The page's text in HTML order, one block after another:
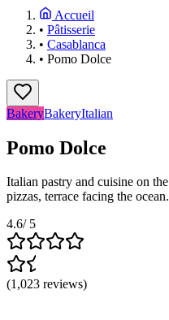
Accueil
• Pâtisserie
• Casablanca
• Pomo Dolce
BakeryBakeryItalian
Pomo Dolce
Italian pastry and cuisine on
pizzas, terrace facing the ocean.
4.6/ 5
(1,023 reviews)